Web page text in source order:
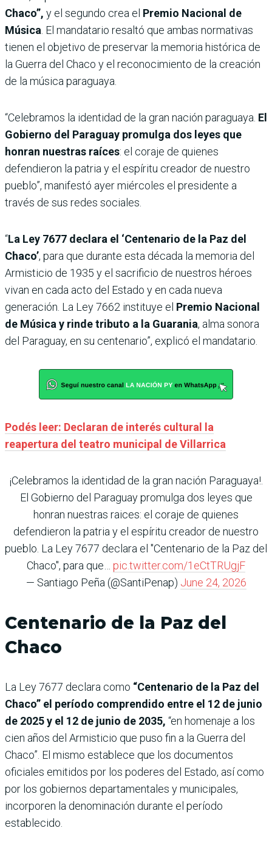
Chaco”, y el segundo crea el Premio Nacional de
Música . El mandatario resaltó que ambas normativas
tienen el objetivo de preservar la memoria histórica de
la Guerra del Chaco y el reconocimiento de la creación
de la música paraguaya.
“Celebramos la identidad de la gran nación paraguaya. El
Gobierno del Paraguay promulga dos leyes que
honran nuestras raíces: el coraje de quienes
defendieron la patria y el espíritu creador de nuestro
pueblo”, manifestó ayer miércoles el presidente a
través de sus redes sociales.
“La Ley 7677 declara el ‘Centenario de la Paz del
Chaco’, para que durante esta década la memoria del
Armisticio de 1935 y el sacrificio de nuestros héroes
vivan en cada acto del Estado y en cada nueva
generación. La Ley 7662 instituye el Premio Nacional
de Música y rinde tributo a la Guarania, alma sonora
del Paraguay, en su centenario”, explicó el mandatario.
Podés leer: Declaran de interés cultural la
reapertura del teatro municipal de Villarrica
¡Celebramos la identidad de la gran nación Paraguaya!.
El Gobierno del Paraguay promulga dos leyes que
honran nuestras raices: el coraje de quienes
defendieron la patria y el espíritu creador de nuestro
pueblo. La Ley 7677 declara el "Centenario de la Paz del
Chaco", para que… pic.twitter.com/1eCtTRUgjF
— Santiago Peña (@SantiPenap) June 24, 2026
Centenario de la Paz del
Chaco
La Ley 7677 declara como “Centenario de la Paz del
Chaco” el período comprendido entre el 12 de junio
de 2025 y el 12 de junio de 2035, “en homenaje a los
cien años del Armisticio que puso fin a la Guerra del
Chaco”. El mismo establece que los documentos
oficiales emitidos por los poderes del Estado, así como
por los gobiernos departamentales y municipales,
incorporen la denominación durante el período
establecido.